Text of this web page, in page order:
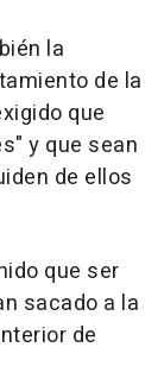
la
de la
que
y que sean
de ellos
que ser
sacado a la
de